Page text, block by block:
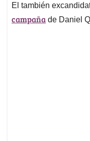
El también
campaña de Daniel